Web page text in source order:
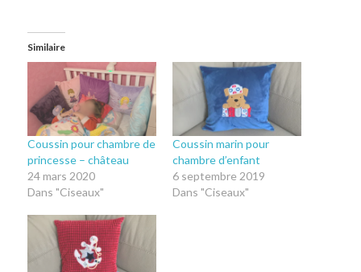
Similaire
Coussin pour chambre de
princesse – château
24 mars 2020
Dans "Ciseaux"
Coussin marin pour
chambre d’enfant
6 septembre 2019
Dans "Ciseaux"